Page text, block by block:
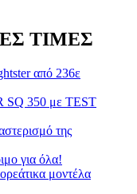
ΤΙΜΕΣ
από 236ε
SQ 350 με TEST
της
για όλα!
μοντέλα